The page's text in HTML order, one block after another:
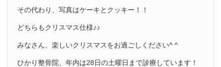
その代わり、写真はケーキとクッキー！！
どちらもクリスマス仕様♪♪
みなさん、楽しいクリスマスをお過ごしください^ ^
ひかり整骨院、年内は28日の土曜日まで診療しています！